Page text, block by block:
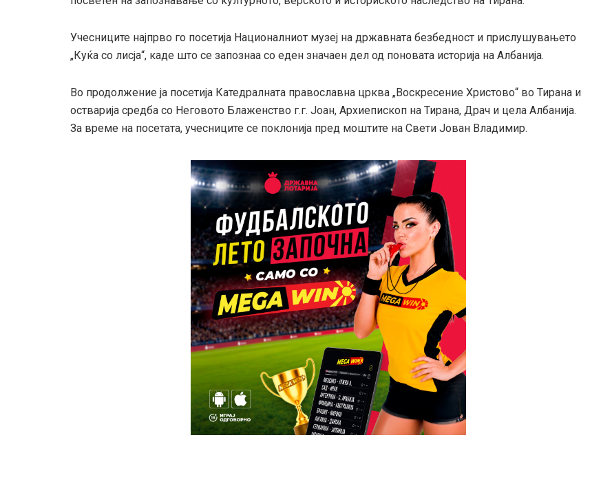
Учесниците најпрво го посетија Националниот музеј на државната безбедност и прислушувањето
„Куќа со лисја“, каде што се запознаа со еден значаен дел од поновата историја на Албанија.
Во продолжение ја посетија Катедралната православна црква „Воскресение Христово“ во Тирана и
остварија средба со Неговото Блаженство г.г. Јоан, Архиепископ на Тирана, Драч и цела Албанија.
За време на посетата, учесниците се поклонија пред моштите на Свети Јован Владимир.